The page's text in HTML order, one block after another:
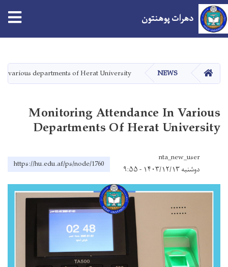
دانګل
دهرات پوهنتون
کور NEWS
various departments of Herat University
Monitoring Attendance In Various
Departments Of Herat University
nta_new_user
دوشنبه ۱۴۰۳/۱۲/۱۳ - ۹:۵۵
https://hu.edu.af/ps/node/1760